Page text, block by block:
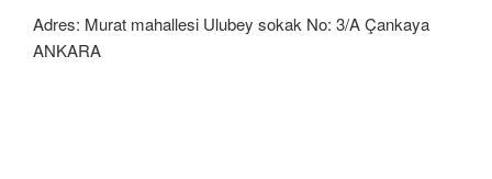
Adres: Murat mahallesi Ulubey sokak No: 3/A Çankaya
ANKARA